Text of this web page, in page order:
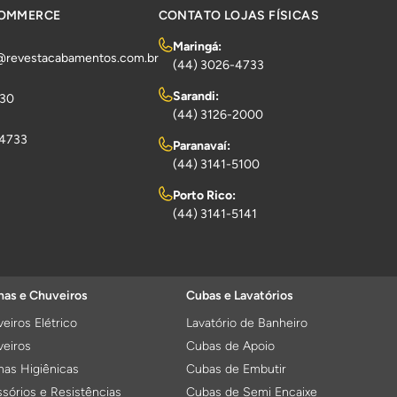
CONTATO LOJAS FÍSICAS
Maringá:
(44) 3026-4733
Sarandi:
(44) 3126-2000
Paranavaí:
(44) 3141-5100
Porto Rico:
(44) 3141-5141
e Chuveiros
Elétrico
Higiênicas
e Resistências
Cubas e Lavatórios
Lavatório de Banheiro
Cubas de Apoio
Cubas de Embutir
Cubas de Semi Encaixe